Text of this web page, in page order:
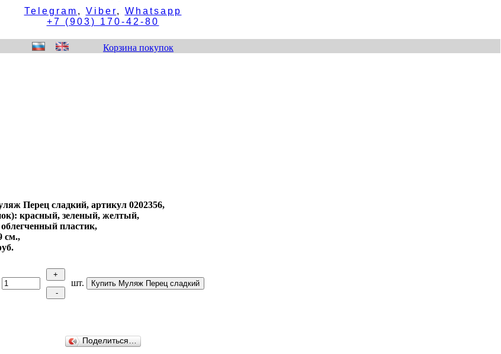
Telegram , Viber, Whatsapp
+7 (903) 170-42-80
Корзина покупок
Перец сладкий, артикул 0202356,
красный, зеленый, желтый,
пластик,
см.,
шт.
Поделиться…